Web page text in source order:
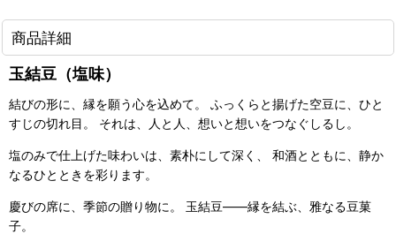
商品詳細
玉結豆（塩味）
結びの形に、縁を願う心を込めて。 ふっくらと揚げた空豆に、ひと
すじの切れ目。 それは、人と人、想いと想いをつなぐしるし。
塩のみで仕上げた味わいは、素朴にして深く、 和酒とともに、静か
なるひとときを彩ります。
慶びの席に、季節の贈り物に。 玉結豆――縁を結ぶ、雅なる豆菓
子。